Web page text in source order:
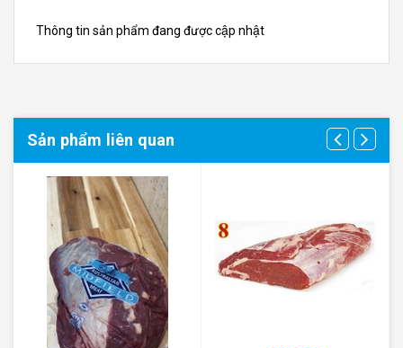
Thông tin sản phẩm đang được cập nhật
Sản phẩm liên quan